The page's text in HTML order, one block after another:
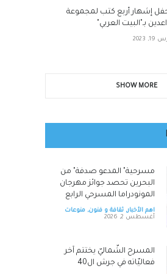
إشهار أربع كتب لمجموعة
بـ"البيت العربي"
2023
SHOW MORE
مسرحية" المدعو صدفة" من
البحرين تحصد جوائز مهرجان
المونودراما المسرحي الرابع
اهم الأخبار, ثقافة و فنون, منوعات
أغسطس 2, 2026
المسرح الشّماليّ يختتم آخر
فعاليّاته في جرش ال40